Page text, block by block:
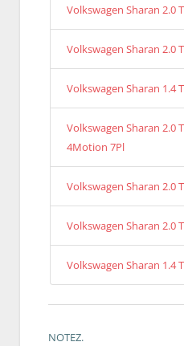
Volkswagen Sharan 2.0
Volkswagen Sharan 2.0
Volkswagen Sharan 1.4
Volkswagen Sharan 2.0
4Motion 7Pl
Volkswagen Sharan 2.0
Volkswagen Sharan 2.0
Volkswagen Sharan 1.4
NOTEZ.